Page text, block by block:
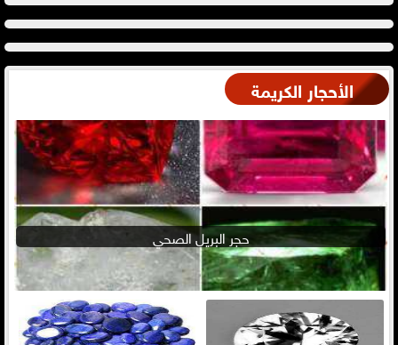
الأحجار الكريمة
حجر البريل الصحي